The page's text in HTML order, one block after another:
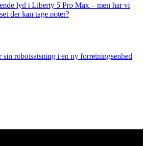
lyd i Liberty 5 Pro Max – men har vi
der kan tage noter?
sin robotsatsning i en ny forretningsenhed